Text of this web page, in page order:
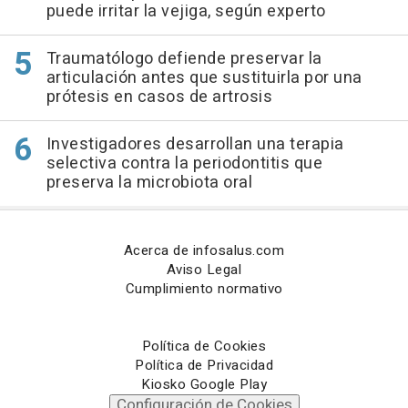
puede irritar la vejiga, según experto
Traumatólogo defiende preservar la
articulación antes que sustituirla por una
prótesis en casos de artrosis
Investigadores desarrollan una terapia
selectiva contra la periodontitis que
preserva la microbiota oral
Acerca de infosalus.com
Aviso Legal
Cumplimiento normativo
Política de Cookies
Política de Privacidad
Kiosko Google Play